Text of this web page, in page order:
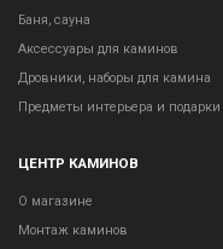
Баня, сауна
Аксессуары для каминов
Дровники, наборы для камина
Предметы интерьера и подарки
ЦЕНТР КАМИНОВ
О магазине
Монтаж каминов